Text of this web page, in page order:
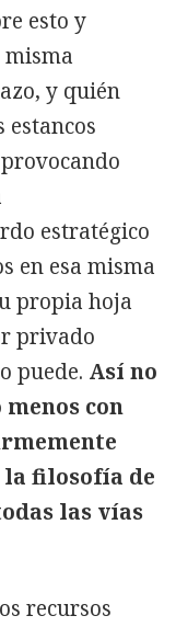
esto y
y quién
estratégico
en esa misma
propia hoja
privado
puede. Así no
menos con
la filosofía de
las vías
recursos